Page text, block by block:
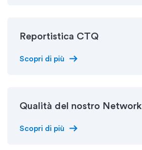
Reportistica CTQ
Scopri di più arrow_right_alt
Qualità del nostro Network
Scopri di più arrow_right_alt